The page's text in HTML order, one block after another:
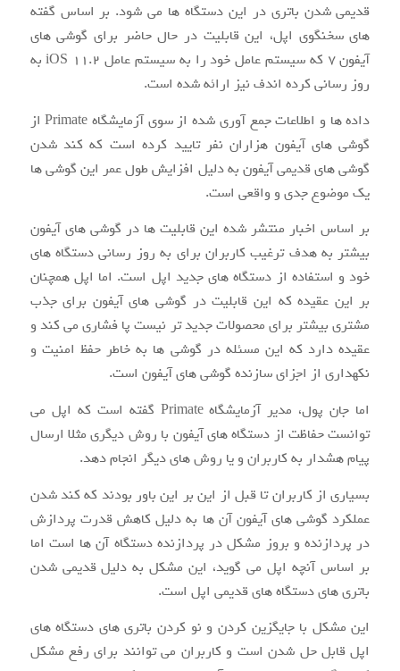
قدیمی شدن باتری در این دستگاه ها می شود. بر اساس گفته
های سخنگوی اپل، این قابلیت در حال حاضر برای گوشی های
آیفون ۷ که سیستم عامل خود را به سیستم عامل iOS 11.2 به
روز رسانی کرده اندف نیز ارائه شده است.
داده ها و اطلاعات جمع آوری شده از سوی آزمایشگاه Primate از
گوشی های آیفون هزاران نفر تایید کرده است که کند شدن
گوشی های قدیمی آیفون به دلیل افزایش طول عمر این گوشی ها
یک موضوع جدی و واقعی است.
بر اساس اخبار منتشر شده این قابلیت ها در گوشی های آیفون
بیشتر به هدف ترغیب کاربران برای به روز رسانی دستگاه های
خود و استفاده از دستگاه های جدید اپل است. اما اپل همچنان
بر این عقیده که این قابلیت در گوشی های آیفون برای جذب
مشتری بیشتر برای محصولات جدید تر نیست پا فشاری می کند و
عقیده دارد که این مسئله در گوشی ها به خاطر حفظ امنیت و
نکهداری از اجزای سازنده گوشی های آیفون است.
اما جان پول، مدیر آزمایشگاه Primate گفته است که اپل می
توانست حفاظت از دستگاه های آیفون با روش دیگری مثلا ارسال
پیام هشدار به کاربران و یا روش های دیگر انجام دهد.
بسیاری از کاربران تا قبل از این بر این باور بودند که کند شدن
عملکرد گوشی های آیفون آن ها به دلیل کاهش قدرت پردازش
در پردازنده و بروز مشکل در پردازنده دستگاه آن ها است اما
بر اساس آنچه اپل می گوید، این مشکل به دلیل قدیمی شدن
باتری های دستگاه های قدیمی اپل است.
این مشکل با جایگزین کردن و نو کردن باتری های دستگاه های
اپل قابل حل شدن است و کاربران می توانند برای رفع مشکل